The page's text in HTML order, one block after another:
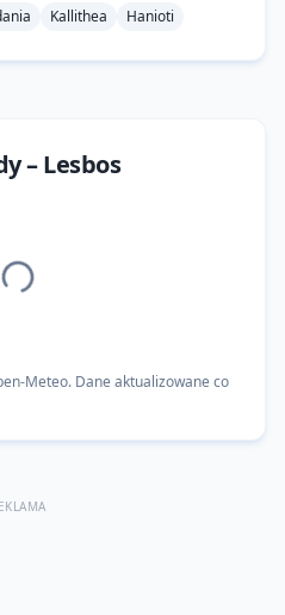
Kallithea Hanioti
–Lesbos
Meteo. Dane aktualizowane co